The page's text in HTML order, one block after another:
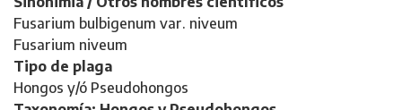
Fusarium bulbigenum var. niveum
Fusarium niveum
Tipo de plaga
Hongos y/ó Pseudohongos